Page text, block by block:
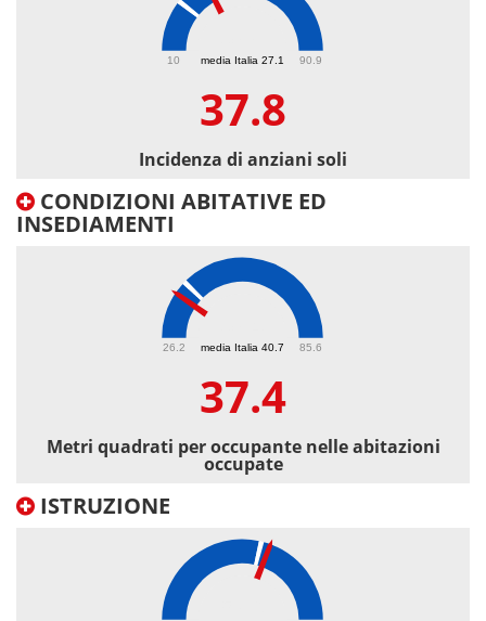
media Italia 27.1
10 90.9
37.8
Incidenza di anziani soli
CONDIZIONI ABITATIVE ED
INSEDIAMENTI
media Italia 40.7
26.2 85.6
37.4
Metri quadrati per occupante nelle abitazioni
occupate
ISTRUZIONE